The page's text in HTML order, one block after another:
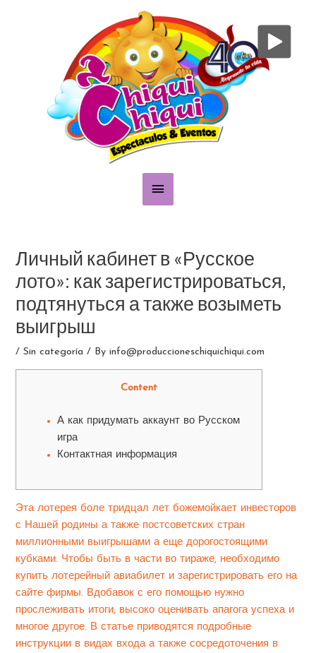
Main
Menu
Личный кабинет в «Русское
лото»: как зарегистрироваться,
подтянуться а также возыметь
выигрыш
/Sin categoría / Byinfo@produccioneschiquichiqui.com
Content
А как придумать аккаунт во Русском
игра
Контактная информация
Эта лотерея боле тридцал лет божемойкает инвесторов
с Нашей родины а также постсоветских стран
миллионными выигрышами а еще дорогостоящими
кубками. Чтобы быть в части во тираже, необходимо
купить лотерейный авиабилет и зарегистрировать его на
сайте фирмы. Вдобавок с его помощью нужно
прослеживать итоги, высоко оценивать апагога успеха и
многое другое. В статье приводятся подробные
инструкции в видах входа а также сосредоточения в